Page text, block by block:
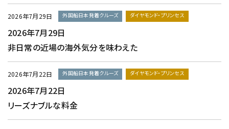
2026年7月29日 外国船日本発着クルーズ ダイヤモンド・プリンセス
2026年7月29日
非日常の近場の海外気分を味わえた
2026年7月22日 外国船日本発着クルーズ ダイヤモンド・プリンセス
2026年7月22日
リーズナブルな料金